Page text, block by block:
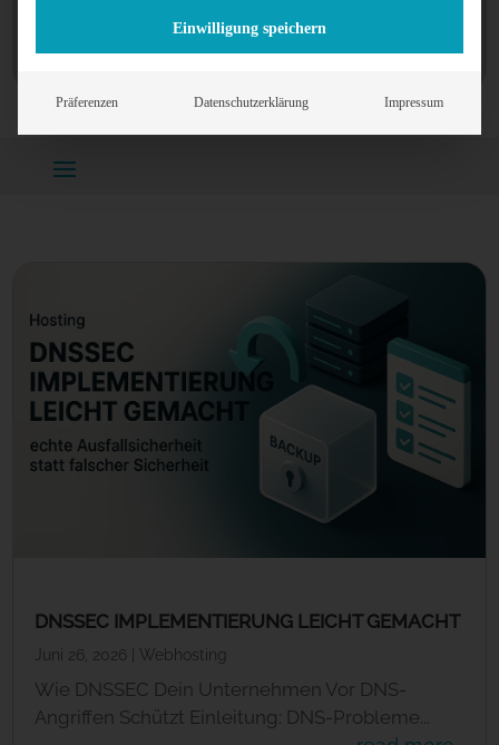
DNSSEC IMPLEMENTIERUNG LEICHT GEMACHT
Juni 26, 2026 Webhosting
Wie DNSSEC Dein Unternehmen Vor DNS-
Angriffen Schützt Einleitung: DNS-Probleme...
Einwilligung speichern
Präferenzen Datenschutzerklärung Impressum